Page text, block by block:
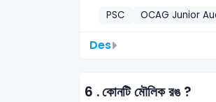
PSC OCAG Junior
Des
6 .কোনটি মৌলিক রঙ ?